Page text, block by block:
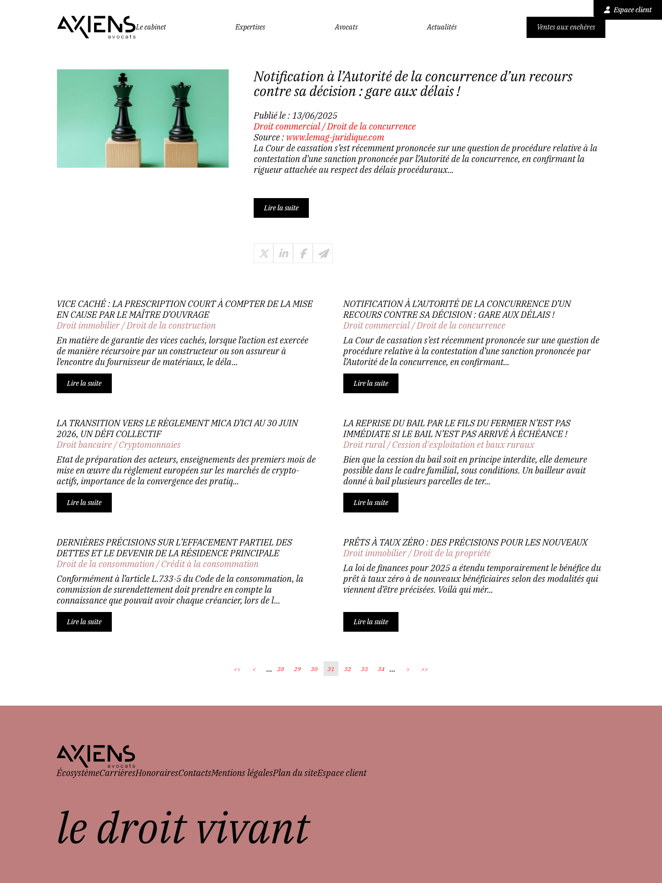
Espace client
Le cabinet
Expertises Avocats Actualités Ventes aux enchères
Notification à l’Autorité de la concurrence d’un recours
contre sa décision : gare aux délais !
Publié le :13/06/2025
Droit commercial/Droit de la concurrence
Source : www.lemag-juridique.com
La Cour de cassation s’est récemment prononcée sur une question de procédure relative à la
contestation d’une sanction prononcée par l’Autorité de la concurrence, en confirmant la
rigueur attachée au respect des délais procéduraux...
Lire la suite
VICE CACHÉ : LA PRESCRIPTION COURT À COMPTER DE LA MISE
EN CAUSE PAR LE MAÎTRE D’OUVRAGE
Droit immobilier/Droit de la construction
En matière de garantie des vices cachés, lorsque l’action est exercée
de manière récursoire par un constructeur ou son assureur à
l’encontre du fournisseur de matériaux, le déla...
Lire la suite
NOTIFICATION À L’AUTORITÉ DE LA CONCURRENCE D’UN
RECOURS CONTRE SA DÉCISION : GARE AUX DÉLAIS !
Droit commercial/Droit de la concurrence
La Cour de cassation s’est récemment prononcée sur une question de
procédure relative à la contestation d’une sanction prononcée par
l’Autorité de la concurrence, en confirmant...
Lire la suite
LA TRANSITION VERS LE RÈGLEMENT MICA D’ICI AU 30 JUIN
2026, UN DÉFI COLLECTIF
Droit bancaire/Cryptomonnaies
Etat de préparation des acteurs, enseignements des premiers mois de
mise en œuvre du règlement européen sur les marchés de crypto-
actifs, importance de la convergence des pratiq...
Lire la suite
LA REPRISE DU BAIL PAR LE FILS DU FERMIER N’EST PAS
IMMÉDIATE SI LE BAIL N’EST PAS ARRIVÉ À ÉCHÉANCE !
Droit rural/Cession d'exploitation et baux ruraux
Bien que la cession du bail soit en principe interdite, elle demeure
possible dans le cadre familial, sous conditions. Un bailleur avait
donné à bail plusieurs parcelles de ter...
Lire la suite
DERNIÈRES PRÉCISIONS SUR L’EFFACEMENT PARTIEL DES
DETTES ET LE DEVENIR DE LA RÉSIDENCE PRINCIPALE
Droit de la consommation/Crédit à la consommation
Conformément à l’article L.733-5 du Code de la consommation, la
commission de surendettement doit prendre en compte la
connaissance que pouvait avoir chaque créancier, lors de l...
Lire la suite
PRÊTS À TAUX ZÉRO : DES PRÉCISIONS POUR LES NOUVEAUX
Droit immobilier/Droit de la propriété
La loi de finances pour 2025 a étendu temporairement le bénéfice du
prêt à taux zéro à de nouveaux bénéficiaires selon des modalités qui
viennent d’être précisées. Voilà qui mér...
Lire la suite
<< < ... 28 29 30 31 32 33 34 ... > >>
ÉcosystèmeCarrièresHonorairesContactsMentions légalesPlan du siteEspace client
le droit vivant